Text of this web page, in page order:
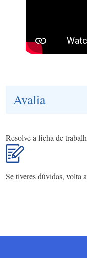
Avalia
Resolve a ficha de
Se tiveres dúvidas, volta